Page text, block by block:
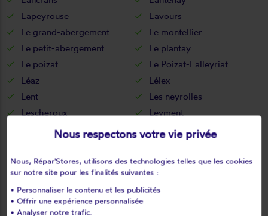
Lapeyrouse
Lavours
Le grand-abergement
Le montellier
Le petit-abergement
Le plantay
Le poizat
Le Poizat-Lalleyriat
Léaz
Lélex
Lent
Les neyrolles
Lescheroux
Leyment
Leyssard
Lhôpital
Lompnas
Lompnieu
Loyettes
Lurcy
L'abergement-clémenciat
L'abergement-de-varey
Magnieu
Nous respectons votre vie privée
Nous, Répar'Stores, utilisons des technologies telles que les cookies
sur notre site pour les finalités suivantes :
• Personnaliser le contenu et les publicités
• Offrir une expérience personnalisée
• Analyser notre trafic.